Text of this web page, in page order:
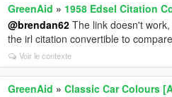
GreenAid » 1958 Edsel Citation
@brendan62 The link doesn't
the irl citation convertible to
Voir le contexte
GreenAid »Classic Car Colours